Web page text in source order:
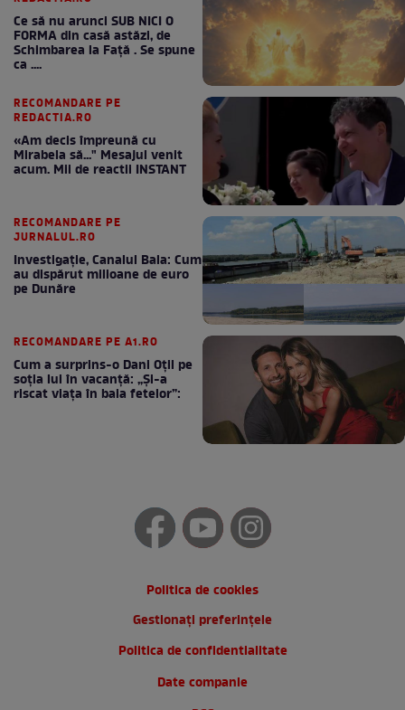
Ce să nu arunci SUB NICI O
FORMA din casă astăzi, de
Schimbarea la Față . Se spune
ca ....
RECOMANDARE PE
REDACTIA.RO
«Am decis împreună cu
Mirabela să..." Mesajul venit
acum. Mii de reactii INSTANT
RECOMANDARE PE
JURNALUL.RO
Investigație, Canalul Bala: Cum
au dispărut milioane de euro
pe Dunăre
RECOMANDARE PE A1.RO
Cum a surprins-o Dani Oțil pe
soția lui în vacanță: „Și-a
riscat viața în baia fetelor”:
Politica de cookies
Gestionați preferințele
Politica de confidentialitate
Date companie